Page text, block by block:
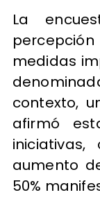
La
medidas
contexto,
afirmó
aumento
50%